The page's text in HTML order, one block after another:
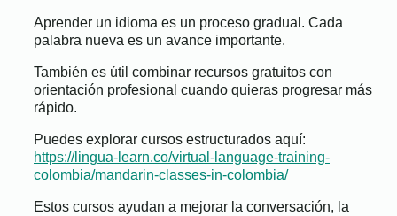
Aprender un idioma es un proceso gradual. Cada
palabra nueva es un avance importante.
También es útil combinar recursos gratuitos con
orientación profesional cuando quieras progresar más
rápido.
Puedes explorar cursos estructurados aquí:
https://lingua-learn.co/virtual-language-training-
colombia/mandarin-classes-in-colombia/
Estos cursos ayudan a mejorar la conversación, la